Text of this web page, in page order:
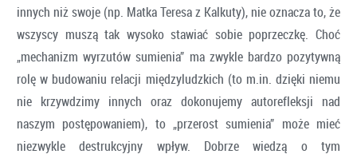
innych niż swoje (np. Matka Teresa z Kalkuty), nie oznacza to, że
wszyscy muszą tak wysoko stawiać sobie poprzeczkę. Choć
„mechanizm wyrzutów sumienia” ma zwykle bardzo pozytywną
rolę w budowaniu relacji międzyludzkich (to m.in. dzięki niemu
nie krzywdzimy innych oraz dokonujemy autorefleksji nad
naszym postępowaniem), to „przerost sumienia” może mieć
niezwykle destrukcyjny wpływ. Dobrze wiedzą o tym